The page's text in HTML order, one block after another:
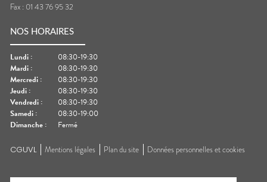
Fax : 01 43 76 95 32
NOS HORAIRES
Lundi :
08:30-19:30
Mardi :
08:30-19:30
Mercredi :
08:30-19:30
Jeudi :
08:30-19:30
Vendredi :
08:30-19:30
Samedi :
08:30-19:00
Dimanche : Fermé
CGUVL Mentions légales Plan du site Données personnelles et cookies